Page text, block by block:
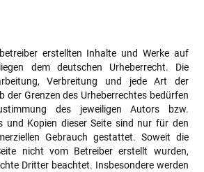
erstellten Inhalte und Werke auf
dem deutschen Urheberrecht. Die
Verbreitung und jede Art der
der Grenzen des Urheberrechtes bedürfen
des jeweiligen Autors bzw.
und Kopien dieser Seite sind nur für den
Gebrauch gestattet. Soweit die
nicht vom Betreiber erstellt wurden,
Dritter beachtet. Insbesondere werden